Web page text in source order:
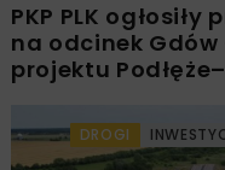
PKP PLK ogłosiły
na odcinek Gdów
projektu
DROGI